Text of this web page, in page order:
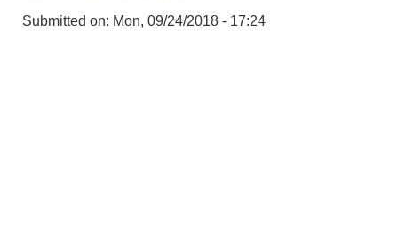
Submitted on: Mon, 09/24/2018 - 17:24